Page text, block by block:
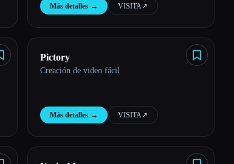
Más detalles → VISITA↗︎
Pictory
Creación de video fácil
Más detalles → VISITA↗︎